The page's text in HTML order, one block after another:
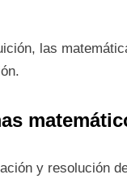
las
y resolución